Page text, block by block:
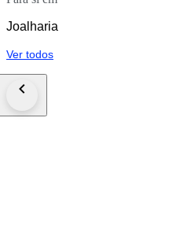
Joalharia
Ver todos